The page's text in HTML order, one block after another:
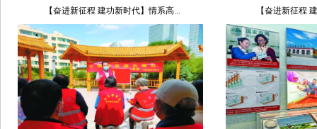
【奋进新征程 建功新时代】情系高... 【奋进新征程